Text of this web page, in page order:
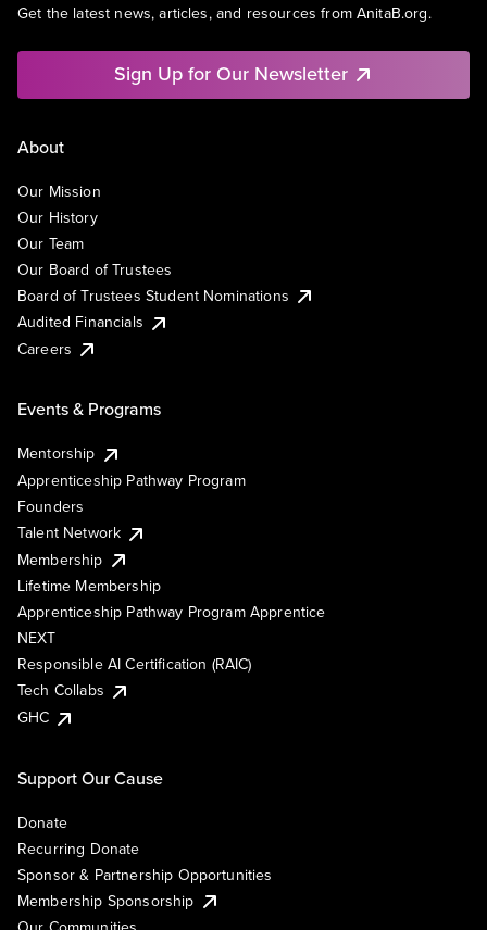
Get the latest news, articles, and resources from AnitaB.org.
Sign Up for Our Newsletter
About
Our Mission
Our History
Our Team
Our Board of Trustees
Board of Trustees Student Nominations
Audited Financials
Careers
Events & Programs
Mentorship
Apprenticeship Pathway Program
Founders
Talent Network
Membership
Lifetime Membership
Apprenticeship Pathway Program Apprentice
NEXT
Responsible AI Certification (RAIC)
Tech Collabs
GHC
Support Our Cause
Donate
Recurring Donate
Sponsor & Partnership Opportunities
Membership Sponsorship